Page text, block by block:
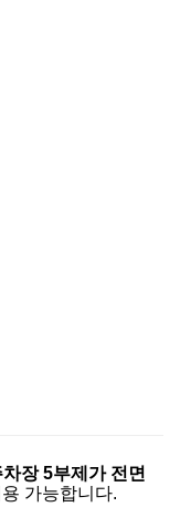
장 5부제가 전면
가능합니다.